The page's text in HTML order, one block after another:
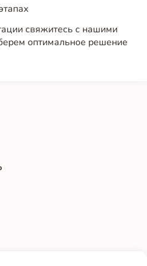
свяжитесь с нашими
оптимальное решение